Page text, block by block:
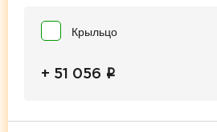
Крыльцо
+ 51 056 i